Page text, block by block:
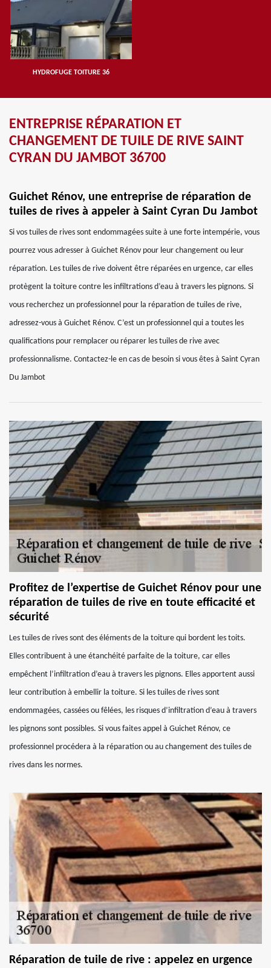
HYDROFUGE TOITURE 36
ENTREPRISE RÉPARATION ET
CHANGEMENT DE TUILE DE RIVE SAINT
CYRAN DU JAMBOT 36700
Guichet Rénov, une entreprise de réparation de
tuiles de rives à appeler à Saint Cyran Du Jambot
Si vos tuiles de rives sont endommagées suite à une forte intempérie, vous
pourrez vous adresser à Guichet Rénov pour leur changement ou leur
réparation. Les tuiles de rive doivent être réparées en urgence, car elles
protègent la toiture contre les infiltrations d’eau à travers les pignons. Si
vous recherchez un professionnel pour la réparation de tuiles de rive,
adressez-vous à Guichet Rénov. C’est un professionnel qui a toutes les
qualifications pour remplacer ou réparer les tuiles de rive avec
professionnalisme. Contactez-le en cas de besoin si vous êtes à Saint Cyran
Du Jambot
Profitez de l’expertise de Guichet Rénov pour une
réparation de tuiles de rive en toute efficacité et
sécurité
Les tuiles de rives sont des éléments de la toiture qui bordent les toits.
Elles contribuent à une étanchéité parfaite de la toiture, car elles
empêchent l’infiltration d’eau à travers les pignons. Elles apportent aussi
leur contribution à embellir la toiture. Si les tuiles de rives sont
endommagées, cassées ou fêlées, les risques d’infiltration d’eau à travers
les pignons sont possibles. Si vous faites appel à Guichet Rénov, ce
professionnel procédera à la réparation ou au changement des tuiles de
rives dans les normes.
Réparation de tuile de rive : appelez en urgence